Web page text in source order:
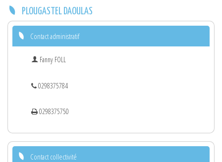
PLOUGASTEL DAOULAS
Contact administratif
Fanny FOLL
0298375784
0298375750
Contact collectivité